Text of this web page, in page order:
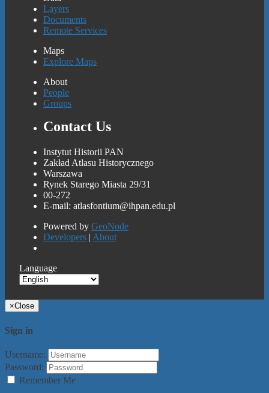
Layers
Documents
Remote Services
Maps
Explore Maps
About
People
Groups
Contact Us
Instytut Historii PAN
Zakład Atlasu Historycznego
Warszawa
Rynek Starego Miasta 29/31
00-272
E-mail: atlasfontium@ihpan.edu.pl
Powered by GeoNode
Developers | About
Language
×Close
Sign in
Username:
Password:
Remember Me